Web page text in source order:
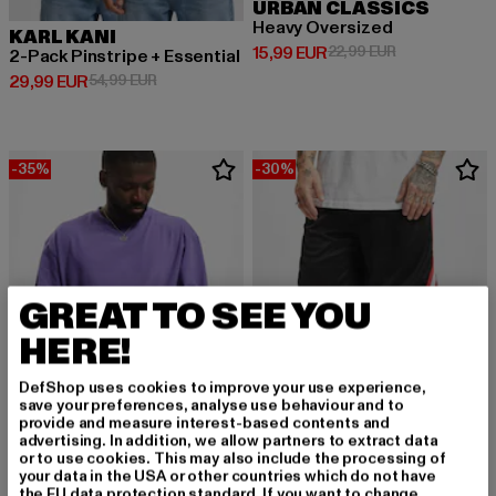
KARL KANI
2-Pack Pinstripe + Essential
29,99 EUR
Derzeitiger Preis: 29,99 EUR
54,99 EURAktionspreis: 54,99 EUR
URBAN CLASSICS
Heavy Oversized
15,99 EUR
Derzeitiger Preis: 15,99 EUR
22,99 EURAktionspreis:
-35%
URBAN CLASSICS
-30%
URBAN CLASSICS
GREAT TO SEE YOU
HERE!
DefShop uses cookies to improve your use experience,
save your preferences, analyse use behaviour and to
provide and measure interest-based contents and
advertising. In addition, we allow partners to extract data
or to use cookies. This may also include the processing of
your data in the USA or other countries which do not have